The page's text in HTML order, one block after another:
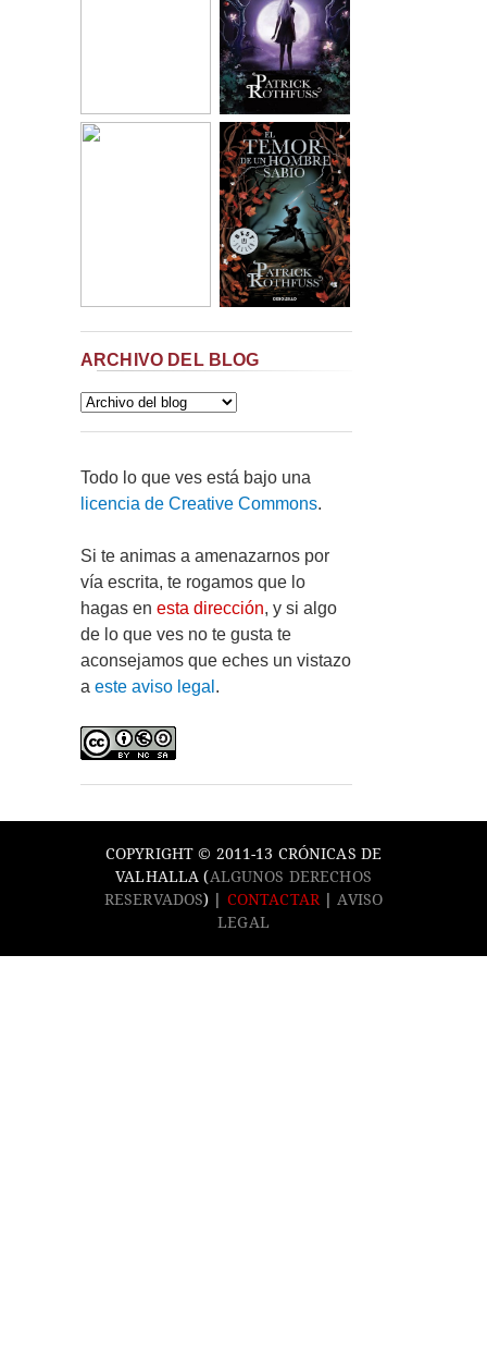
ARCHIVO DEL BLOG
Todo lo que ves está bajo una
licencia de Creative Commons.
Si te animas a amenazarnos por
vía escrita, te rogamos que lo
hagas en esta dirección, y si algo
de lo que ves no te gusta te
aconsejamos que eches un vistazo
a este aviso legal .
COPYRIGHT © 2011-13 CRÓNICAS DE
VALHALLA (ALGUNOS DERECHOS
RESERVADOS) | CONTACTAR|AVISO
LEGAL